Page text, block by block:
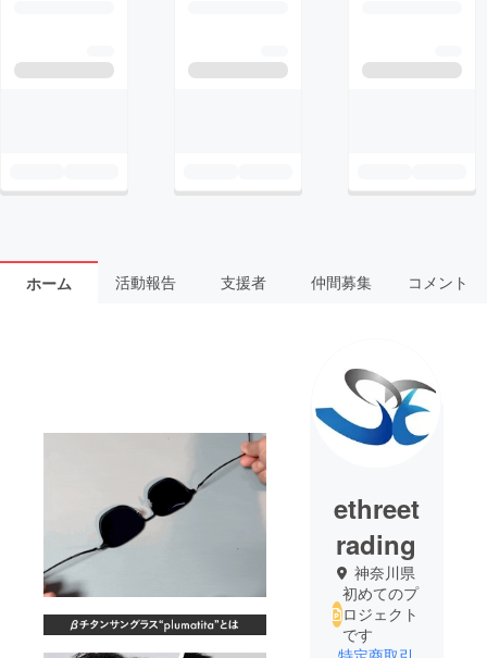
ホーム 活動報告 支援者 仲間募集 コメント
ethreet
rading
神奈川県
初めてのプ
ロジェクト
です